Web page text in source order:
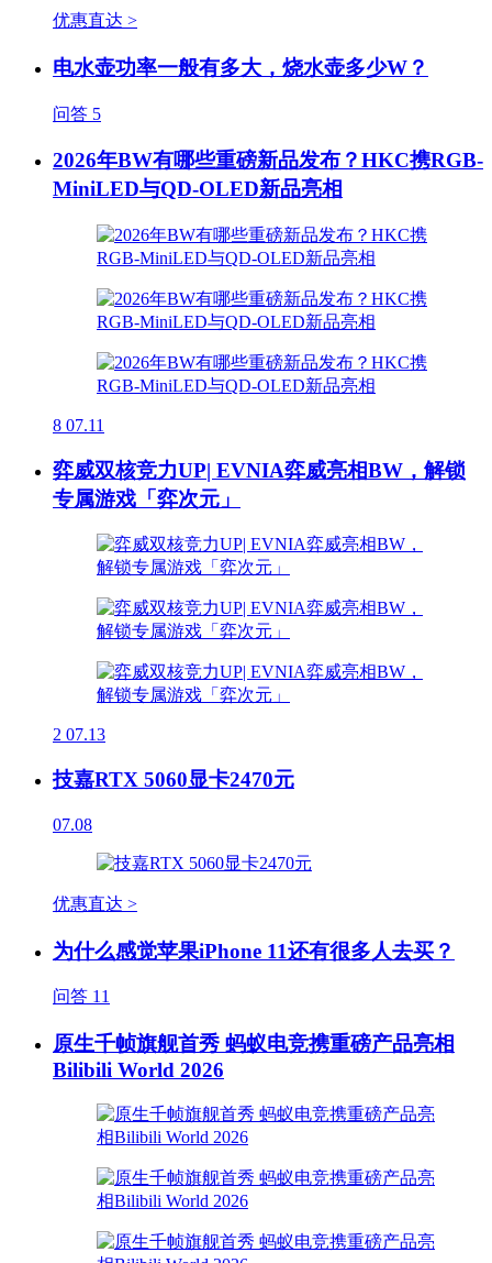
优惠直达 >
电水壶功率一般有多大，烧水壶多少W？
问答 5
2026年BW有哪些重磅新品发布？HKC携RGB-
MiniLED与QD-OLED新品亮相
8 07.11
弈威双核竞力UP| EVNIA弈威亮相BW，解锁
专属游戏「弈次元」
2 07.13
技嘉RTX 5060显卡2470元
07.08
优惠直达 >
为什么感觉苹果iPhone 11还有很多人去买？
问答 11
原生千帧旗舰首秀 蚂蚁电竞携重磅产品亮相
Bilibili World 2026